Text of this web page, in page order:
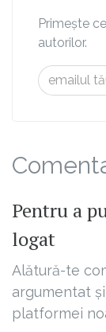
Primește
autorilor.
Pentru a
logat
Alătură-te
argumentat
platformei